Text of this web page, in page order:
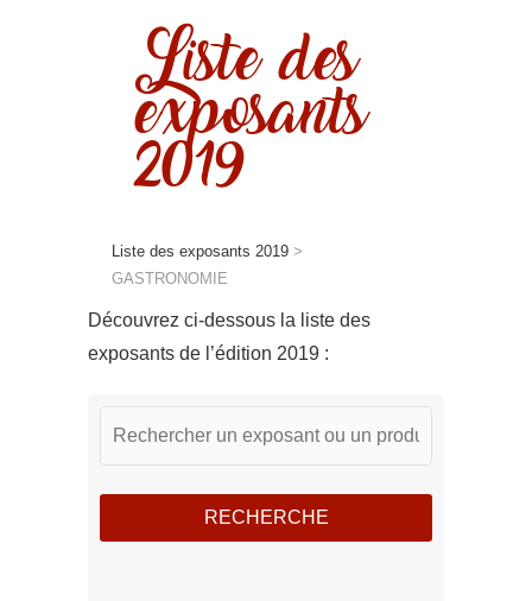
Liste des
exposants
2019
Liste des exposants 2019 >
GASTRONOMIE
Découvrez ci-dessous la liste des
exposants de l’édition 2019 :